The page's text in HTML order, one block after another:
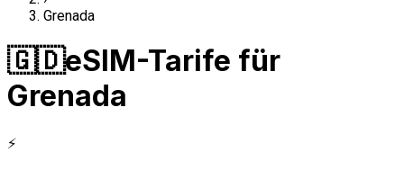
Grenada
🇬🇩eSIM-Tarife für
Grenada
⚡